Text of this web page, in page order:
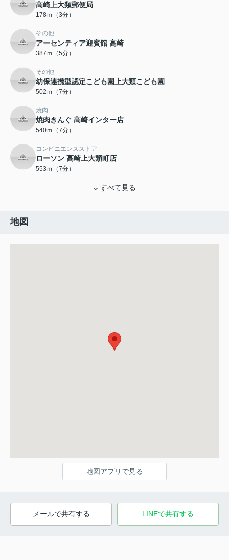
高崎上大類郵便局
178ｍ（3分）
その他
アーセンティア迎賓館 高崎
387ｍ（5分）
その他
幼保連携型認定こども園上大類こども園
502ｍ（7分）
焼肉
焼肉きんぐ 高崎インター店
540ｍ（7分）
コンビニエンスストア
ローソン 高崎上大類町店
553ｍ（7分）
すべて見る
地図
地図アプリで見る
メールで共有する LINEで共有する